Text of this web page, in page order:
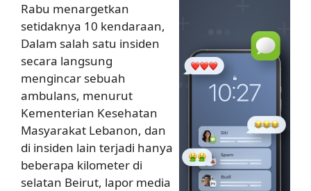
Rabu menargetkan
setidaknya 10 kendaraan,
Dalam salah satu insiden
secara langsung
mengincar sebuah
ambulans, menurut
Kementerian Kesehatan
Masyarakat Lebanon, dan
di insiden lain terjadi hanya
beberapa kilometer di
selatan Beirut, lapor media